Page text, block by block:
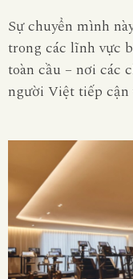
Sự chuyển mình
trong các lĩnh vực
toàn cầu – nơi các
người Việt tiếp cận